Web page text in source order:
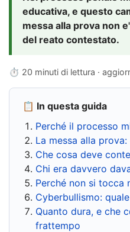
educativa, e questo
messa alla prova non
del reato contestato.
⏱ 20 minuti di lettura ·
📋 In questa guida
Perché il processo
La messa alla
Che cosa deve
Chi era davvero
Perché non si tocca
Cyberbullismo:
Quanto dura, e che
frattempo